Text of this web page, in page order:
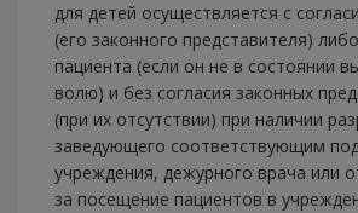
для детей осуществляется с
(его законного представителя)
пациента (если он не в состоянии
волю) и без согласия законных
(при их отсутствии) при наличии
заведующего соответствующим
учреждения, дежурного врача или
за посещение пациентов в